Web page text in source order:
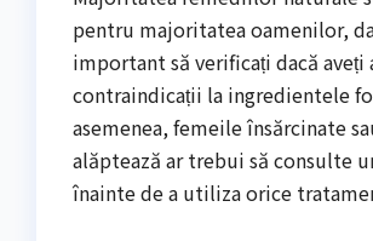
pentru majoritatea oamenilor,
important să verificați dacă aveți
contraindicații la ingredientele
asemenea, femeile însărcinate
alăptează ar trebui să consulte
înainte de a utiliza orice